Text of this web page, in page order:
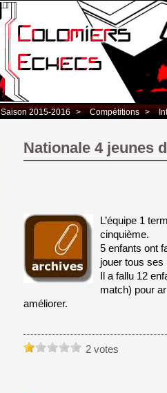
Saison 2015-2016 > Compétitions >
Nationale 4 jeunes
L’équipe 1
cinquième.
5 enfants ont
jouer tous
Il a fallu 12
match) pour
améliorer.
2 votes